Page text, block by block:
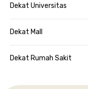
Dekat Universitas
Dekat Mall
Dekat Rumah Sakit